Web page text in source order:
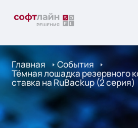
Главная События
Тёмная лошадка резервного
ставка на RuBackup (2 серия)